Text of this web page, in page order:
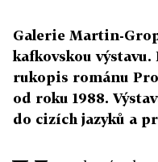
Galerie Martin-
kafkovskou
rukopis románu
od roku 1988.
do cizích jazyků a